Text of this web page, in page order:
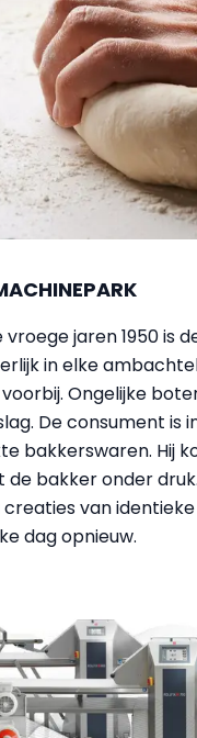
vroege jaren 1950
in elke
Ongelijke
De consument
bakkerswaren. Hij
bakker onder
van
dag opnieuw.